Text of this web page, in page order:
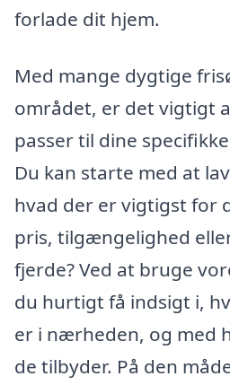
forlade dit hjem.
Med mange dygtige
området, er det vigtigt
passer til dine
Du kan starte med at
hvad der er vigtigst for
pris, tilgængelighed
fjerde? Ved at bruge
du hurtigt få indsigt i,
er i nærheden, og med
de tilbyder. På den